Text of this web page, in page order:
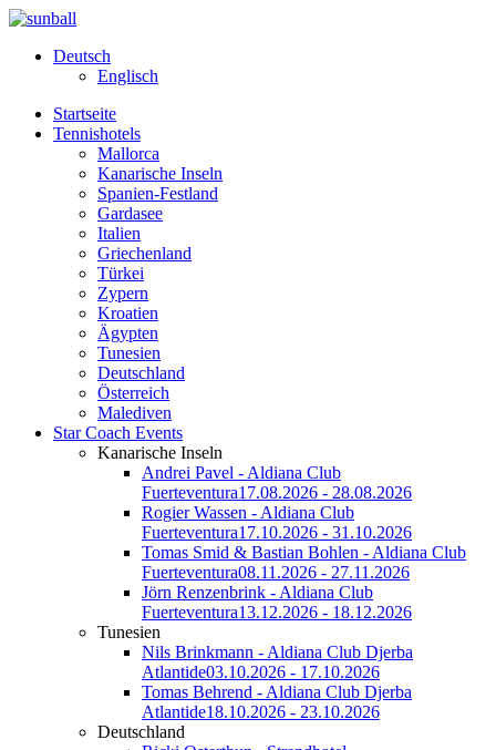
Deutsch
Englisch
Startseite
Tennishotels
Mallorca
Kanarische Inseln
Spanien-Festland
Gardasee
Italien
Griechenland
Türkei
Zypern
Kroatien
Ägypten
Tunesien
Deutschland
Österreich
Malediven
Star Coach Events
Kanarische Inseln
Andrei Pavel - Aldiana Club
Fuerteventura17.08.2026 - 28.08.2026
Rogier Wassen - Aldiana Club
Fuerteventura17.10.2026 - 31.10.2026
Tomas Smid & Bastian Bohlen - Aldiana Club
Fuerteventura08.11.2026 - 27.11.2026
Jörn Renzenbrink - Aldiana Club
Fuerteventura13.12.2026 - 18.12.2026
Tunesien
Nils Brinkmann - Aldiana Club Djerba
Atlantide03.10.2026 - 17.10.2026
Tomas Behrend - Aldiana Club Djerba
Atlantide18.10.2026 - 23.10.2026
Deutschland